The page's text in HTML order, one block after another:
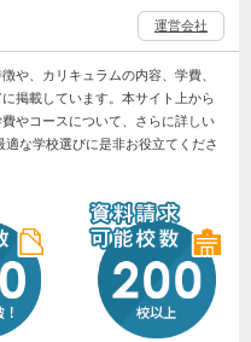
運営会社
や、カリキュラムの内容、学費、
掲載しています。本サイト上から
やコースについて、さらに詳しい
な学校選びに是非お役立てくださ